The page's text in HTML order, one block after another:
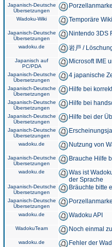
Japanisch-Deutsche
Übersetzungen
Wadoku-Wiki Temporäre
Japanisch-Deutsche
Übersetzungen
Nintendo 3DS
wadoku.de 岩戸 /
Japanisch auf
PC/PDA
Microsoft IME
Japanisch-Deutsche
Übersetzungen
4 japanische
Japanisch-Deutsche
Übersetzungen
Hilfe bei
Japanisch-Deutsche
Übersetzungen
Hilfe bei
Japanisch-Deutsche
Übersetzungen
Hilfe bei der
Japanisch-Deutsche
Übersetzungen
wadoku.de Nutzung von
Japanisch-Deutsche
Übersetzungen
Brauche Hilfe
wadoku.de
Was ist
der Sprache
Japanisch-Deutsche
Übersetzungen
Bräuchte bitte
Japanisch-Deutsche
Übersetzungen
Porzellanmarke
wadoku.de Wadoku API
WadokuTeam Noch einmal
wadoku.de Fehler der